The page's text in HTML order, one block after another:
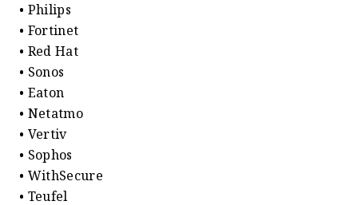
• Philips
• Fortinet
• Red Hat
• Sonos
• Eaton
• Netatmo
• Vertiv
• Sophos
• WithSecure
• Teufel